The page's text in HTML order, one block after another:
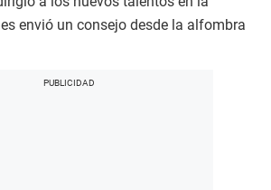
envió un consejo desde la alfombra